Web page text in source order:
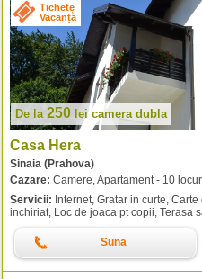
Tichete
Vacanță
De la 250 lei camera dubla
Casa Hera
Sinaia (Prahova)
Cazare: Camere, Apartament - 10
Servicii: Internet, Gratar in curte,
inchiriat, Loc de joaca pt copii, Terasa
Suna